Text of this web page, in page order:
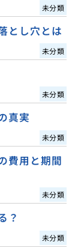
未分類
とし穴とは
未分類
未分類
真実
未分類
費用と期間
未分類
？
未分類